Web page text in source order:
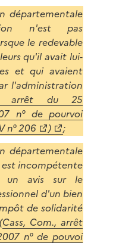
départementale
n'est pas
le redevable
qu'il avait lui-
et qui avaient
l'administration
arrêt du 25
n° de pourvoi
n° 206
)
;
départementale
incompétente
un avis sur le
d'un bien
de solidarité
Cass, Com., arrêt
n° de pouvoi